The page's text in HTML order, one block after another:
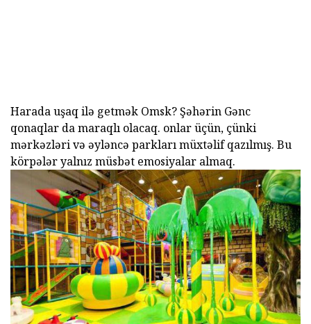
Harada uşaq ilə getmək Omsk? Şəhərin Gənc
qonaqlar da maraqlı olacaq. onlar üçün, çünki
mərkəzləri və əyləncə parkları müxtəlif qazılmış. Bu
körpələr yalnız müsbət emosiyalar almaq.